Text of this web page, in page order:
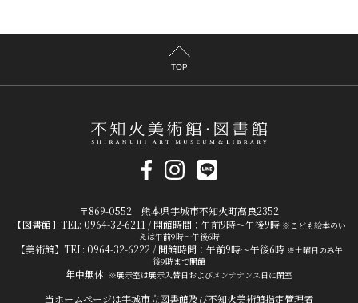
TOP
〒869-0552 熊本県宇城市不知火町高良2352
【図書館】TEL: 0964-32-6211 / 開館時間：午前9時～午後9時 ※こども絵本のい
えは午前9時～午後6時
【美術館】TEL: 0964-32-6222 / 開館時間：午前9時～午後6時 ※土曜日のみ午
後9時まで開館
年中無休 ※展示室は展示入替日およびメンテナンス日に閉室
当ホームページは宇城市立図書館及び不知火美術館指定管理者